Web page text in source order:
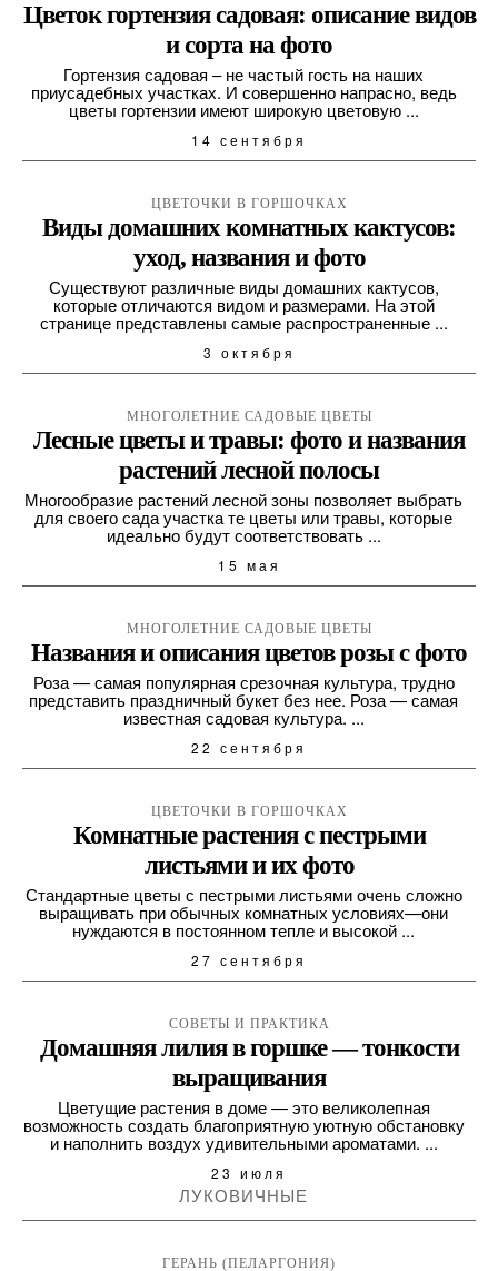
Цветок гортензия садовая: описание видов
и сорта на фото
Гортензия садовая – не частый гость на наших
приусадебных участках. И совершенно напрасно, ведь
цветы гортензии имеют широкую цветовую ...
14 сентября
ЦВЕТОЧКИ В ГОРШОЧКАХ
Виды домашних комнатных кактусов:
уход, названия и фото
Существуют различные виды домашних кактусов,
которые отличаются видом и размерами. На этой
странице представлены самые распространенные ...
3 октября
МНОГОЛЕТНИЕ САДОВЫЕ ЦВЕТЫ
Лесные цветы и травы: фото и названия
растений лесной полосы
Многообразие растений лесной зоны позволяет выбрать
для своего сада участка те цветы или травы, которые
идеально будут соответствовать ...
15 мая
МНОГОЛЕТНИЕ САДОВЫЕ ЦВЕТЫ
Названия и описания цветов розы с фото
Роза — самая популярная срезочная культура, трудно
представить праздничный букет без нее. Роза — самая
известная садовая культура. ...
22 сентября
ЦВЕТОЧКИ В ГОРШОЧКАХ
Комнатные растения с пестрыми
листьями и их фото
Стандартные цветы с пестрыми листьями очень сложно
выращивать при обычных комнатных условиях—они
нуждаются в постоянном тепле и высокой ...
27 сентября
СОВЕТЫ И ПРАКТИКА
Домашняя лилия в горшке — тонкости
выращивания
Цветущие растения в доме — это великолепная
возможность создать благоприятную уютную обстановку
и наполнить воздух удивительными ароматами. ...
23 июля
ЛУКОВИЧНЫЕ
ГЕРАНЬ (ПЕЛАРГОНИЯ)